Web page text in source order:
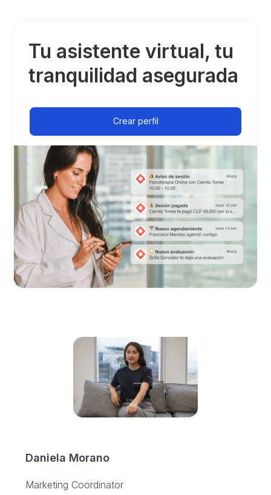
Tu asistente virtual, tu
tranquilidad asegurada
Crear perfil
Daniela Morano
Marketing Coordinator